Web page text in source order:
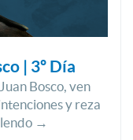
| 3º Día
Bosco, ven
y reza
→